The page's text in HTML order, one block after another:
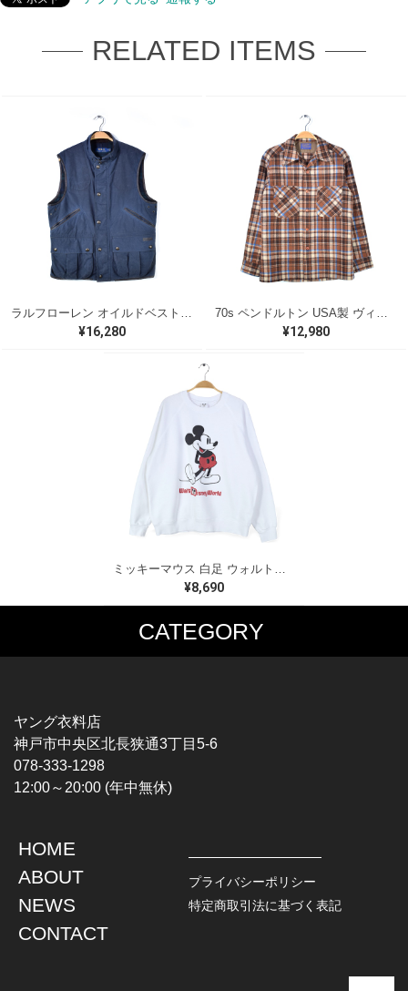
RELATED ITEMS
¥16,280 ¥12,980
ミッキーマウス 白足 ウォルトディズニーオフィシャル スウェット ホワイト WALT DISNEY WORLD ウォルトディズニーオフィシャル サイズXL相当 古着 CF0995
¥8,690
CATEGORY
MUSIC TEE
HARDCORE / PUNK
PROGLESSIVE ROCK
POPS
SOUL / R&B
T-SHIRTS
CHAMPION
TOPS
L / S SHIRT
S / S SHIRT
HAWAIIAN SHIRT
JACKET
DENIM
LEATHER
ヤング衣料店
神戸市中央区北長狭通3丁目5-6
078-333-1298
12:00～20:00 (年中無休)
HOME
ABOUT
NEWS
CONTACT
プライバシーポリシー
特定商取引法に基づく表記